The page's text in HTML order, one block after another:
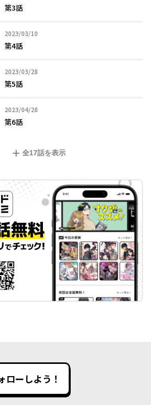
第3話
2023/03/10
2023年03月10日
第4話
2023/03/28
2023年03月28日
第5話
2023/04/28
2023年04月28日
第6話
全17話を表示
ローしよう！